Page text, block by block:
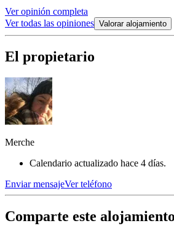
Ver opinión completa
Ver todas las opiniones Valorar alojamiento
El propietario
Merche
Calendario actualizado hace 4 días.
Enviar mensajeVer teléfono
Comparte este alojamiento